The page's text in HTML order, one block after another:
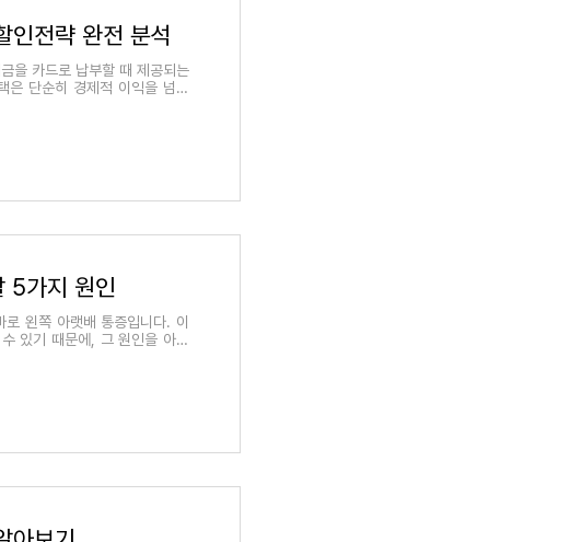
인전략 완전 분석
을 카드로 납부할 때 제공되는
은 단순히 경제적 이익을 넘어
5가지 원인
왼쪽 아랫배 통증입니다. 이
있기 때문에, 그 원인을 아는